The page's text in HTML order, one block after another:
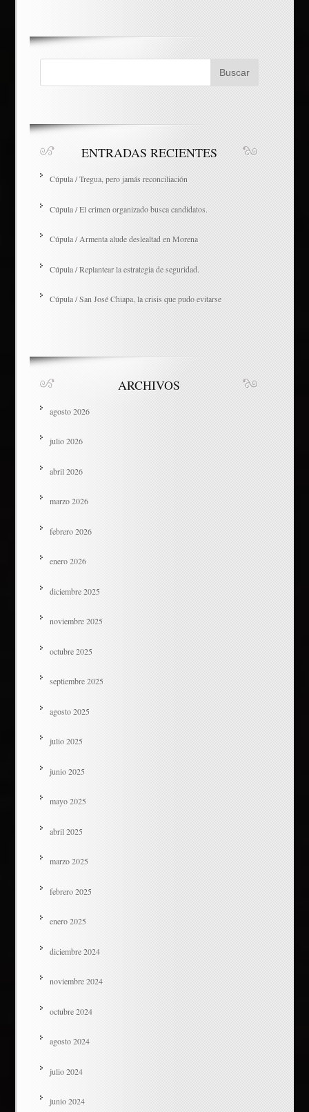
ENTRADAS RECIENTES
Cúpula / Tregua, pero jamás reconciliación
Cúpula / El crimen organizado busca candidatos.
Cúpula / Armenta alude deslealtad en Morena
Cúpula / Replantear la estrategia de seguridad.
Cúpula / San José Chiapa, la crisis que pudo evitarse
ARCHIVOS
agosto 2026
julio 2026
abril 2026
marzo 2026
febrero 2026
enero 2026
diciembre 2025
noviembre 2025
octubre 2025
septiembre 2025
agosto 2025
julio 2025
junio 2025
mayo 2025
abril 2025
marzo 2025
febrero 2025
enero 2025
diciembre 2024
noviembre 2024
octubre 2024
agosto 2024
julio 2024
junio 2024